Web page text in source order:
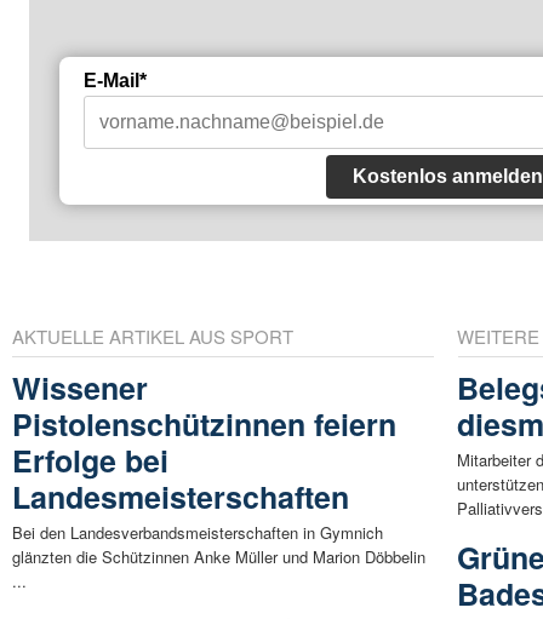
E-Mail*
Kostenlos anmelden
AKTUELLE ARTIKEL AUS SPORT
Wissener
Pistolenschützinnen feiern
Erfolge bei
Landesmeisterschaften
Bei den Landesverbandsmeisterschaften in Gymnich
glänzten die Schützinnen Anke Müller und Marion Döbbelin
...
Mitarbeiter